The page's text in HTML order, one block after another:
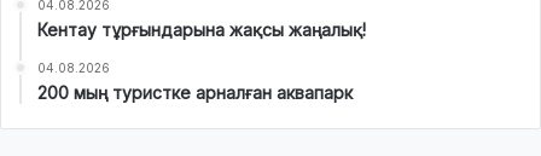
04.08.2026
Кентау тұрғындарына жақсы жаңалық!
04.08.2026
200 мың туристке арналған аквапарк